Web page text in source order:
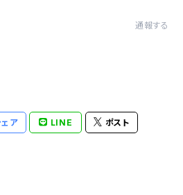
通報する
ェア LINE ポスト